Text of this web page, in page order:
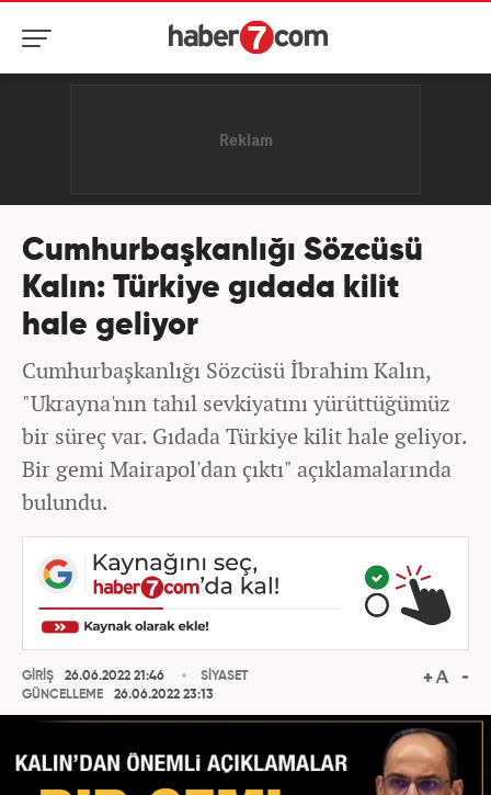
Cumhurbaşkanlığı Sözcüsü
Kalın: Türkiye gıdada kilit
hale geliyor
Cumhurbaşkanlığı Sözcüsü İbrahim Kalın,
"Ukrayna'nın tahıl sevkiyatını yürüttüğümüz
bir süreç var. Gıdada Türkiye kilit hale geliyor.
Bir gemi Mairapol'dan çıktı" açıklamalarında
bulundu.
GİRİŞ
26.06.2022 21:46
GÜNCELLEME
26.06.2022 23:13
SİYASET